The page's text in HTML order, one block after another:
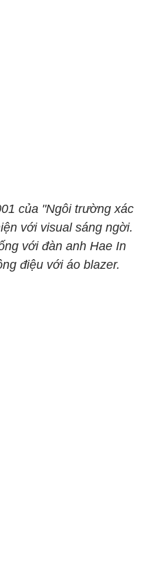
của "Ngôi trường xác
với visual sáng ngời.
với đàn anh Hae In
điệu với áo blazer.